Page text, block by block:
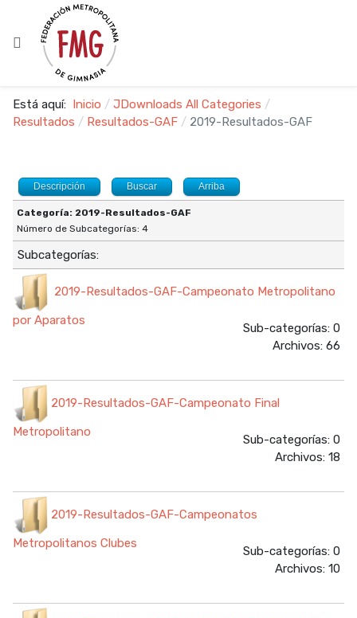
Está aquí: Inicio
JDownloads All Categories
Resultados
Resultados-GAF 2019-Resultados-GAF
Descripción Buscar Arriba
Categoría: 2019-Resultados-GAF
Número de Subcategorías: 4
Subcategorías:
2019-Resultados-GAF-Campeonato Metropolitano
por Aparatos
Sub-categorías: 0
Archivos: 66
2019-Resultados-GAF-Campeonato Final
Metropolitano
Sub-categorías: 0
Archivos: 18
2019-Resultados-GAF-Campeonatos
Metropolitanos Clubes
Sub-categorías: 0
Archivos: 10